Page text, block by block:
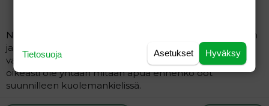
Ni ja hei, tsemppi! Hyvällä tuurilla kaikki meneekin hyvin
ja huolesi on turha. Mutta on, tottavie, hyvä olla
varautunut. Suomen terveydenhuoltojärjestelmästä ei
oikeasti ole yhtään mitään apua ennenko oot
suunnilleen kuolemankielissä.
Hyväksy
Asetukset
Tietosuoja